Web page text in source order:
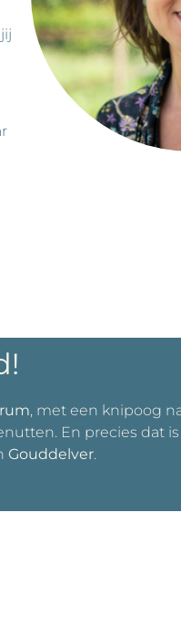
, met een knipoog
En precies dat
Gouddelver.